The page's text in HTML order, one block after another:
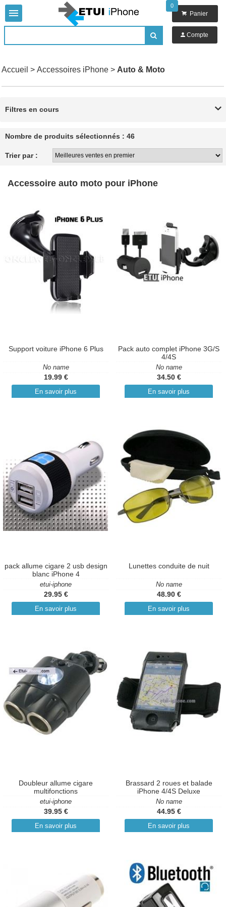


0
 Panier
 Compte
Accueil >Accessoires iPhone > Auto & Moto
Filtres en cours 
Nombre de produits sélectionnés : 46
Trier par :
Accessoire auto moto pour iPhone
Support voiture iPhone 6 Plus
No name
19.99 €
En savoir plus
Pack auto complet iPhone 3G/S
4/4S
No name
34.50 €
En savoir plus
pack allume cigare 2 usb design
blanc iPhone 4
etui-iphone
29.95 €
En savoir plus
Lunettes conduite de nuit
No name
48.90 €
En savoir plus
Doubleur allume cigare
multifonctions
etui-iphone
39.95 €
En savoir plus
Brassard 2 roues et balade
iPhone 4/4S Deluxe
No name
44.95 €
En savoir plus